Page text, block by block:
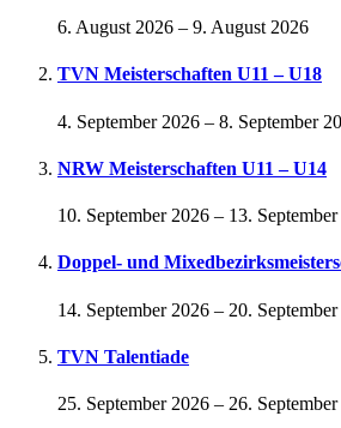
6. August 2026 – 9. August 2026
TVN Meisterschaften U11 – U18
4. September 2026 – 8. September
NRW Meisterschaften U11 – U14
10. September 2026 – 13.
Doppel- und
14. September 2026 – 20.
TVN Talentiade
25. September 2026 – 26.